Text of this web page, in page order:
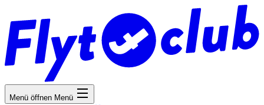
Menü öffnen Menü